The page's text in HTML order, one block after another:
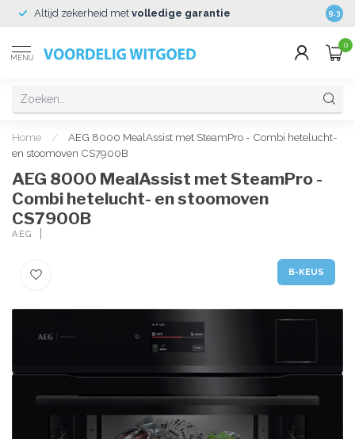
Altijd zekerheid met volledige garantie 9.3
MENU
0
Home /
AEG 8000 MealAssist met SteamPro - Combi hetelucht-
en stoomoven CS7900B
AEG 8000 MealAssist met SteamPro -
Combi hetelucht- en stoomoven
CS7900B
AEG
B-KEUS